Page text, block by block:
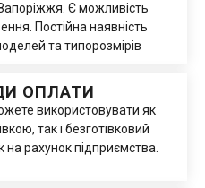
Є можливість
Постійна наявність
та типорозмірів
ОПЛАТИ
використовувати як
так і безготівковий
на рахунок підприємства.